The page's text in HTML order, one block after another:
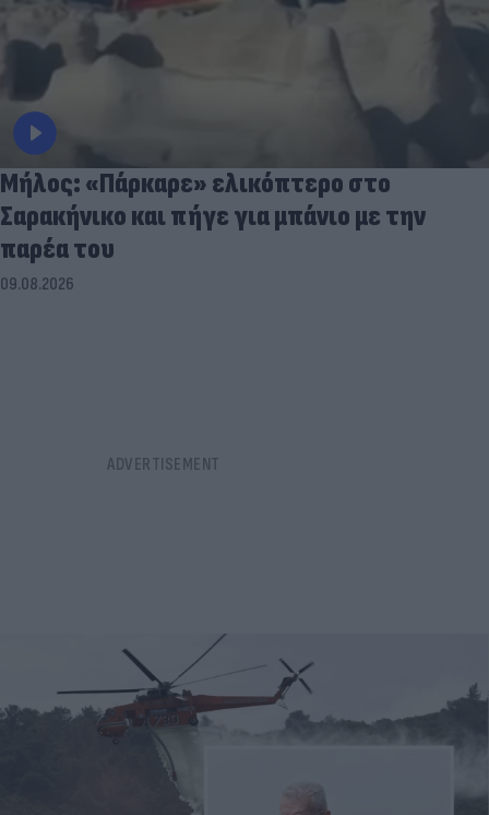
Μήλος: «Πάρκαρε» ελικόπτερο στο
Σαρακήνικο και πήγε για μπάνιο με την
παρέα του
09.08.2026